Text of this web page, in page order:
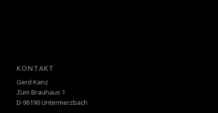
KONTAKT
Gerd Kanz
Zum Brauhaus 1
D-96190 Untermerzbach